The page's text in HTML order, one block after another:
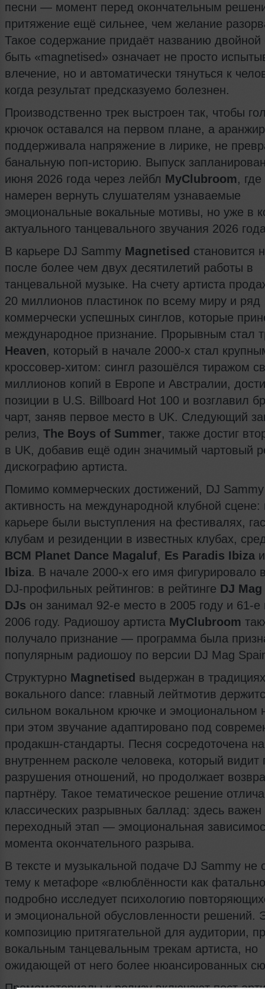
песни — момент перед окончательным
притяжение ещё сильнее, чем желание
Такое содержание придаёт названию
быть «magnetised» означает не просто
влечение, но и автоматически тянуться к
когда результат предсказуемо болезнен.
Производственно трек выстроен так, чтобы
крючок оставался на первом плане, а
поддерживала напряжение в лирике, не
банальную поп-историю. Выпуск
июня 2026 года через лейбл MyClubroom,
намерен вернуть слушателям узнаваемые
эмоциональные вокальные мотивы, но уже в
актуального танцевального звучания 2026
В карьере DJ Sammy Magnetised становится
после более чем двух десятилетий работы в
танцевальной музыке. На счету артиста
20 миллионов пластинок по всему миру и ряд
коммерчески успешных синглов, которые
международное признание. Прорывным стал
Heaven, который в начале 2000-х стал
кроссовер-хитом: сингл разошёлся тиражом
миллионов копий в Европе и Австралии,
позиции в U.S. Billboard Hot 100 и возглавил
чарт, заняв первое место в UK. Следующий
релиз, The Boys of Summer, также достиг
в UK, добавив ещё один значимый чартовый
дискографию артиста.
Помимо коммерческих достижений, DJ
активность на международной клубной сцене:
карьере были выступления на фестивалях,
клубам и резиденции в известных клубах,
BCM Planet Dance Magaluf, Es Paradis Ibiza
Ibiza. В начале 2000-х его имя фигурировало
DJ-профильных рейтингов: в рейтинге DJ
DJs он занимал 92-е место в 2005 году и 61-е
2006 году. Радиошоу артиста MyClubroom
получало признание — программа была
популярным радиошоу по версии DJ Mag
Структурно Magnetised выдержан в традициях
вокального dance: главный лейтмотив
сильном вокальном крючке и эмоциональном
при этом звучание адаптировано под
продакшн-стандарты. Песня сосредоточена на
внутреннем расколе человека, который видит
разрушения отношений, но продолжает
партнёру. Такое тематическое решение
классических разрывных баллад: здесь важен
переходный этап — эмоциональная
момента окончательного разрыва.
В тексте и музыкальной подаче DJ Sammy не
тему к метафоре «влюблённости как
подробно исследует психологию
и эмоциональной обусловленности решений.
композицию притягательной для аудитории,
вокальным танцевальным трекам артиста, но
ожидающей от него более нюансированных